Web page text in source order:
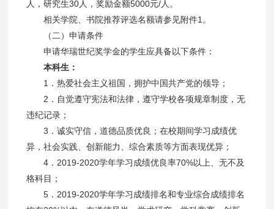
人，研究生30人，奖励金额5000元/人。
相关学院、书院推荐评选名额请参见附件1。
（二）申请条件
申请华瑞世纪奖学金的学生应具备以下条件：
本科生：
1．热爱社会主义祖国，拥护中国共产党的领导；
2．自觉遵守宪法和法律，遵守学校各项规章制度，无
违纪记录；
3．诚实守信，道德品质优良；在校期间学习成绩优
异，社会实践、创新能力、综合素质等方面表现优异；
4．2019-2020学年学习成绩优良率70%以上、无不及
格科目；
5．2019-2020学年学习成绩排名和专业综合成绩排名